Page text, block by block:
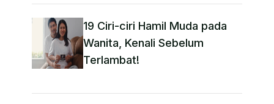
19 Ciri-ciri Hamil Muda pada
Wanita, Kenali Sebelum
Terlambat!